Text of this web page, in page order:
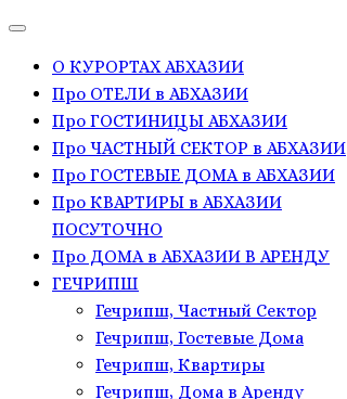
О КУРОРТАХ АБХАЗИИ
Про ОТЕЛИ в АБХАЗИИ
Про ГОСТИНИЦЫ АБХАЗИИ
Про ЧАСТНЫЙ СЕКТОР в АБХАЗИИ
Про ГОСТЕВЫЕ ДОМА в АБХАЗИИ
Про КВАРТИРЫ в АБХАЗИИ
ПОСУТОЧНО
Про ДОМА в АБХАЗИИ В АРЕНДУ
ГЕЧРИПШ
Гечрипш, Частный Сектор
Гечрипш, Гостевые Дома
Гечрипш, Квартиры
Гечрипш, Дома в Аренду